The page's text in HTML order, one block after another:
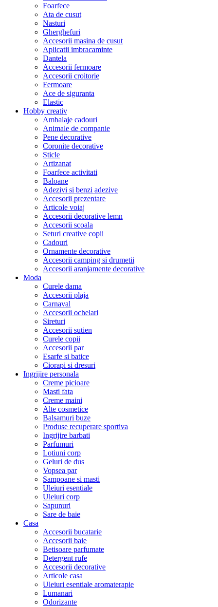
Foarfece
Ata de cusut
Nasturi
Gherghefuri
Accesorii masina de cusut
Aplicatii imbracaminte
Dantela
Accesorii fermoare
Accesorii croitorie
Fermoare
Ace de siguranta
Elastic
Hobby creativ
Ambalaje cadouri
Animale de companie
Pene decorative
Coronite decorative
Sticle
Artizanat
Foarfece activitati
Baloane
Adezivi si benzi adezive
Accesorii prezentare
Articole voiaj
Accesorii decorative lemn
Accesorii scoala
Seturi creative copii
Cadouri
Ornamente decorative
Accesorii camping si drumetii
Accesorii aranjamente decorative
Moda
Curele dama
Accesorii plaja
Carnaval
Accesorii ochelari
Sireturi
Accesorii sutien
Curele copii
Accesorii par
Esarfe si batice
Ciorapi si dresuri
Ingrijire personala
Creme picioare
Masti fata
Creme maini
Alte cosmetice
Balsamuri buze
Produse recuperare sportiva
Ingrijire barbati
Parfumuri
Lotiuni corp
Geluri de dus
Vopsea par
Sampoane si masti
Uleiuri esentiale
Uleiuri corp
Sapunuri
Sare de baie
Casa
Accesorii bucatarie
Accesorii baie
Betisoare parfumate
Detergent rufe
Accesorii decorative
Articole casa
Uleiuri esentiale aromaterapie
Lumanari
Odorizante